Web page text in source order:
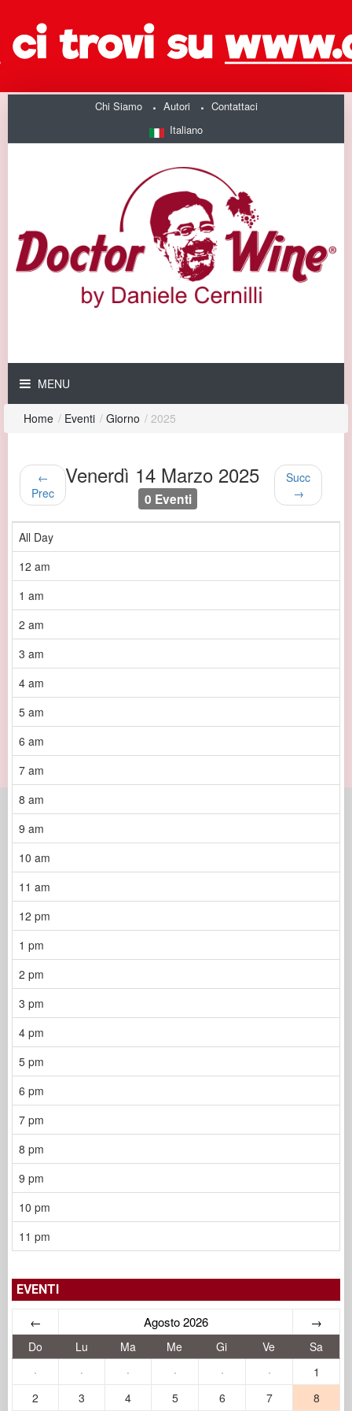
Chi Siamo Autori
Contattaci
Italiano
MENU
Home / Eventi / Giorno / 2025
←
Prec
Venerdì 14 Marzo 2025
0 Eventi
Succ
→
All Day
12 am
1 am
2 am
3 am
4 am
5 am
6 am
7 am
8 am
9 am
10 am
11 am
12 pm
1 pm
2 pm
3 pm
4 pm
5 pm
6 pm
7 pm
8 pm
9 pm
10 pm
11 pm
EVENTI
← Agosto 2026 →
Do Lu Ma Me Gi Ve
Sa
·
· · · · ·
1
2
3 4 5 6 7 8